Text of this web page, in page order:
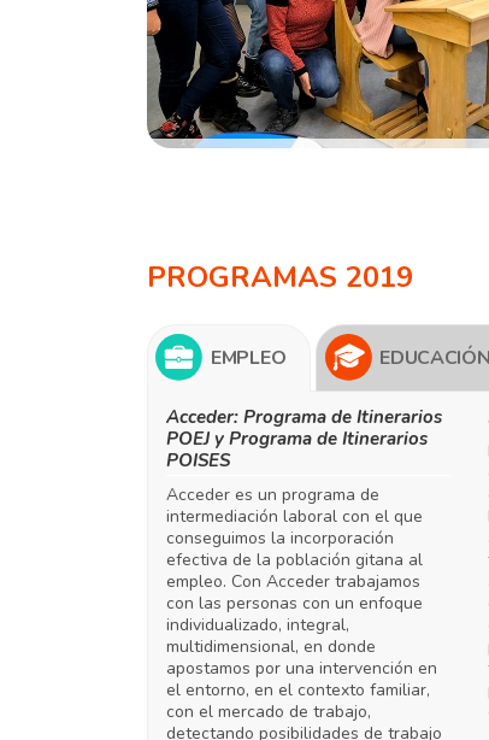
PROGRAMAS 2019
EMPLEO EDUCACIÓN
Acceder: Programa de Itinerarios
POEJ y Programa de Itinerarios
POISES
Acceder es un programa de
intermediación laboral con el que
conseguimos la incorporación
efectiva de la población gitana al
empleo. Con Acceder trabajamos
con las personas con un enfoque
individualizado, integral,
multidimensional, en donde
apostamos por una intervención en
el entorno, en el contexto familiar,
con el mercado de trabajo,
detectando posibilidades de trabajo